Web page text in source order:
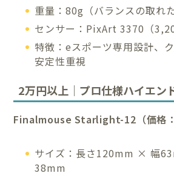
重量：80g（バランスの取れた
センサー：PixArt 3370（
特徴：eスポーツ専用設計、
安定性重視
2万円以上｜プロ仕様ハイエン
Finalmouse Starlight-12（価格：
サイズ：長さ120mm × 幅
38mm